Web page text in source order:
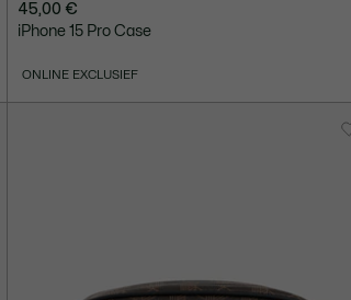
45,00 €
iPhone 15 Pro Case
ONLINE EXCLUSIEF